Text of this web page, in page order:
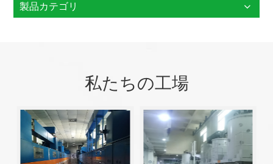
製品カテゴリ
私たちの工場